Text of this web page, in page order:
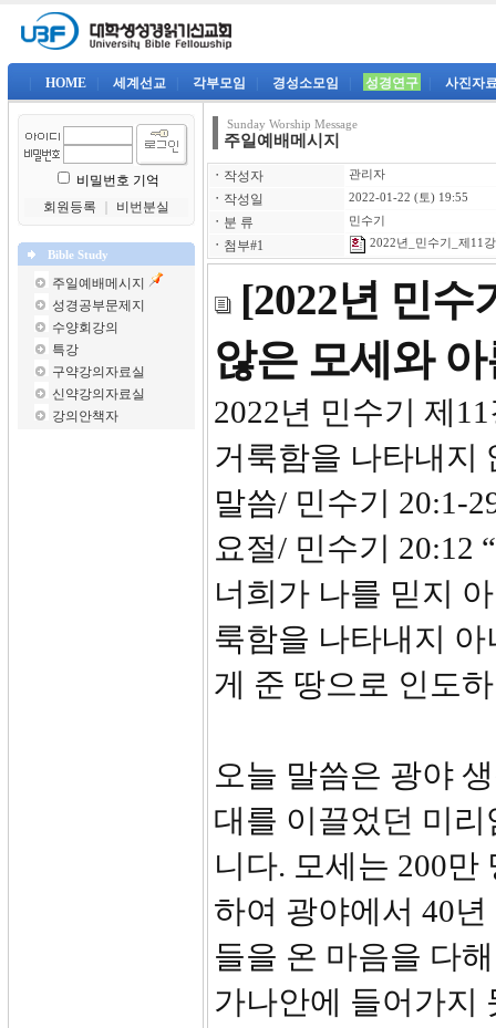
HOME 세계선교 각부모임 경성소모임 성경연구 사진자
비밀번호 기억
회원등록
비번분실
Bible Study
주일예배메시지
성경공부문제지
수양회강의
특강
구약강의자료실
신약강의자료실
강의안책자
Sunday Worship Message
주일예배메시지
ㆍ 작성자 관리자
ㆍ 작성일 2022-01-22 (토) 19:55
ㆍ 분 류 민수기
ㆍ 첨부#1 2022년_민수기_제11
[2022년 민수
않은 모세와
2022년 민
거룩함을 나타내지
말씀/ 민수기 20:1-
요절/ 민수기 20:12
너희가 나를 믿지
룩함을 나타내지
게 준 땅으로 인도
오늘 말씀은 광야
대를 이끌었던 미
니다. 모세는 200
하여 광야에서 40
들을 온 마음을 다
가나안에 들어가지